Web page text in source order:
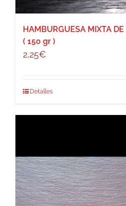
HAMBURGUESA MIXTA
( 150 gr )
2,25€
Detalles